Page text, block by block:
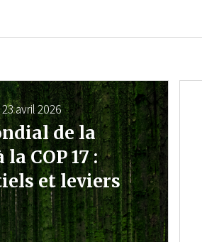
23 avril 2026
de la
COP 17 :
et leviers